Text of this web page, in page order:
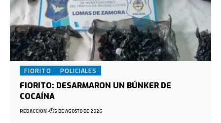
FIORITO POLICIALES
FIORITO: DESARMARON UN BÚNKER DE
COCAÍNA
REDACCION 5 DE AGOSTO DE 2026